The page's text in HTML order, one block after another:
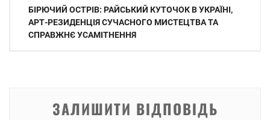
записів
БІРЮЧИЙ ОСТРІВ: РАЙСЬКИЙ КУТОЧОК В УКРАЇНІ,
АРТ-РЕЗИДЕНЦІЯ СУЧАСНОГО МИСТЕЦТВА ТА
СПРАВЖНЄ УСАМІТНЕННЯ
ЗАЛИШИТИ ВІДПОВІДЬ